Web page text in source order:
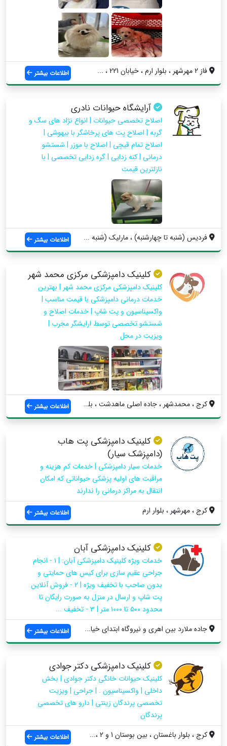
فاز 2 مهرشهر ، بلوار ارم ، خیابان 221 ، ... اطلاعات بیشتر
آرایشگاه حیوانات نادری
اصلاح تخصصی حیوانات | انواع نژاد های سگ و
گربه | اصلاح پت های پرخاشگر با بیهوشی |
اصلاح تمام قیچی | اصلاح با موزر | شستشو
درمانی | کنه زدایی | گره زدایی تخصصی | با
نازلترین قیمت
فردیس (شنبه تا چهارشنبه) ، مارلیک (شنبه ... اطلاعات بیشتر
کلینیک دامپزشکی مرکزی محمد شهر
کلینیک دامپزشکی مرکزی محمد شهر | بهترین
خدمات درمانی دامپزشکی با قیمت مناسب |
واکسیناسیون و پت شاپ | خدمات اصلاح و
شستشو تخصصی توسط ارایشگر مجرب |
ویزیت در محل
کرج ، محمدشهر ، جاده اصلی ماهدشت ، بلوار... اطلاعات بیشتر
کلینیک دامپزشکی پت هاب
(دامپزشک سیار)
خدمات سیار دامپزشکی | خدمات کم هزینه و
مراقبت های اولیه پزشکی حیواناتی که امکان
انتقال به مراکز درمانی را ندارند
کرج ، مهرشهر ، بلوار ارم
اطلاعات بیشتر
کلینیک دامپزشکی آبان
خدمات ویژه کلینیک دامپزشکی آبان: | ۱ - انجام
جراحی عقیم سازی برای کیس های حمایتی و
بدون صاحب با تخفیف ویژه | ۲ - فروش آنلاین
پت شاپ و ارسال در منزل به صورت رایگان تا
محدود ۵۰۰ تا ۱۰۰۰ متر | ۳ - تخفیف ...
جاده ملارد بین اهری و نیروگاه ابتدای خیا...
اطلاعات بیشتر
کلینیک دامپزشکی دکتر جوادی
کلینیک حیوانات خانگی دکتر جوادی | بخش
داخلی | واکسیناسیون . | جراحی | ویزیت
تخصصی پرندگان زینتی | دارو های تخصصی
پرندگان
کرج ، بلوار باغستان ، بین بوستان 1 و 2 ،...
اطلاعات بیشتر